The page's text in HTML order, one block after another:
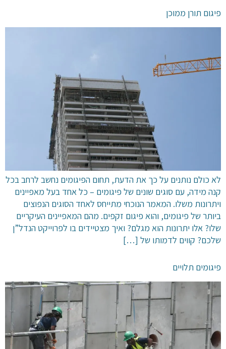
פיגום תורן ממוכן
לא כולם נותנים על כך את הדעת, תחום הפיגומים נחשב לרחב בכל
קנה מידה, עם סוגים שונים של פיגומים – כל אחד בעל מאפיינים
ויתרונות משלו. המאמר הנוכחי מתייחס לאחד הסוגים הנפוצים
ביותר של פיגומים, והוא פיגום זקפים. מהם המאפיינים העיקריים
שלו? אלו יתרונות הוא מגלם? ואיך מצטיידים בו לפרוייקט הנדל”ן
שלכם? קווים לדמותו של […]
פיגומים תלויים